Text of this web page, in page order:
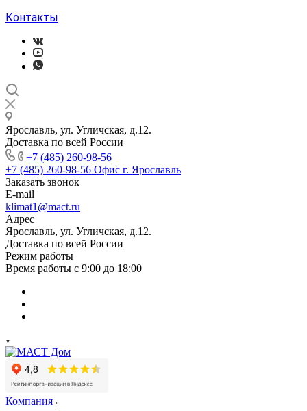
Контакты
Ярославль, ул. Угличская, д.12.
Доставка по всей России
+7 (485) 260-98-56
+7 (485) 260-98-56 Офис г. Ярославль
Заказать звонок
E-mail
klimat1@mact.ru
Адрес
Ярославль, ул. Угличская, д.12.
Доставка по всей России
Режим работы
Время работы с 9:00 до 18:00
Компания